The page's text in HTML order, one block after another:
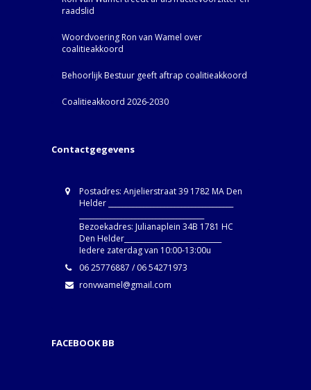
raadslid
Woordvoering Ron van Wamel over
coalitieakkoord
Behoorlijk Bestuur geeft aftrap coalitieakkoord
Coalitieakkoord 2026-2030
Contactgegevens
Postadres: Anjelierstraat 39 1782 MA Den
Helder ____________________________________
Bezoekadres: Julianaplein 34B 1781 HC
Den Helder____________________________
Iedere zaterdag van 10:00-13:00u
06 25776887 / 06 54271973
ronvwamel@gmail.com
FACEBOOK BB